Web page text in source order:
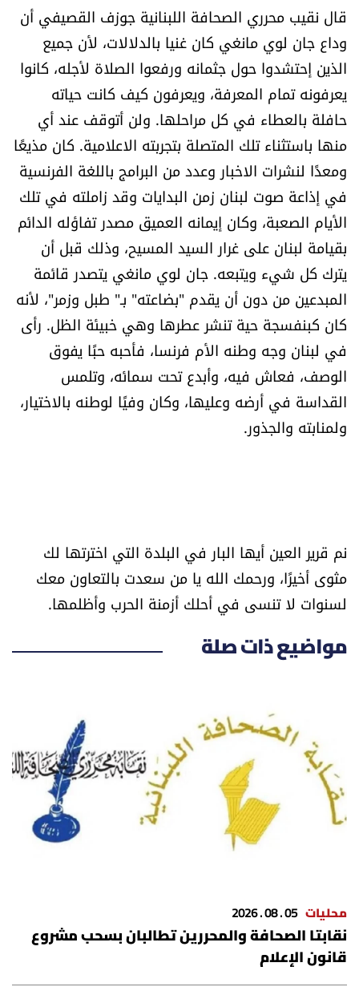
خاص الموقع
كتّابنا
تحت المجهر
آراء
اقتصاد
العالم
الصحافة الإسرائيلية
ثقافة وفنون
فصل من كتاب
اقرأ تضحك
صحّة وصحن
الرياضة
منوّعات
حظّك اليوم
للتاريخ
فيديو
شروط الاستخدام
شروط الإشتراك
قال نقيب محرري الصحافة اللبنانية جوزف القصيفي أن
وداع جان لوي مانغي كان غنيا بالدلالات، لأن جميع
الذين إحتشدوا حول جثمانه ورفعوا الصلاة لأجله، كانوا
يعرفونه تمام المعرفة، ويعرفون كيف كانت حياته
حافلة بالعطاء في كل مراحلها. ولن أتوقف عند أي
منها باستثناء تلك المتصلة بتجربته الاعلامية. كان مذيعًا
ومعدًا لنشرات الاخبار وعدد من البرامج باللغة الفرنسية
في إذاعة صوت لبنان زمن البدايات وقد زاملته في تلك
الأيام الصعبة، وكان إيمانه العميق مصدر تفاؤله الدائم
بقيامة لبنان على غرار السيد المسيح، وذلك قبل أن
يترك كل شيء ويتبعه. جان لوي مانغي يتصدر قائمة
المبدعين من دون أن يقدم "بضاعته" بـ" طبل وزمر"، لأنه
كان كبنفسجة حية تنشر عطرها وهي خبيئة الظل. رأى
في لبنان وجه وطنه الأم فرنسا، فأحبه حبًا يفوق
الوصف، فعاش فيه، وأبدع تحت سمائه، وتلمس
القداسة في أرضه وعليها، وكان وفيًا لوطنه بالاختيار،
ولمنابته والجذور.
نم قرير العين أيها البار في البلدة التي اخترتها لك
مثوى أخيرًا، ورحمك الله يا من سعدت بالتعاون معك
لسنوات لا تنسى في أحلك أزمنة الحرب وأظلمها.
مواضيع ذات صلة
محليات 05 . 08 . 2026
نقابتا الصحافة والمحررين تطالبان بسحب مشروع
قانون الإعلام